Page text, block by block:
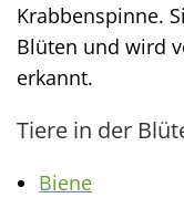
Krabbenspinne.
Blüten und wird
erkannt.
Tiere in der
Biene